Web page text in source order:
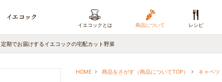
イエコックとは 商品について レシピ
定期でお届けするイエコックの宅配カット野菜
HOME 商品をさがす（商品についてTOP） キャベツ